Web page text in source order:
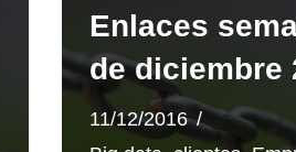
Enlaces
de diciembre
11/12/2016